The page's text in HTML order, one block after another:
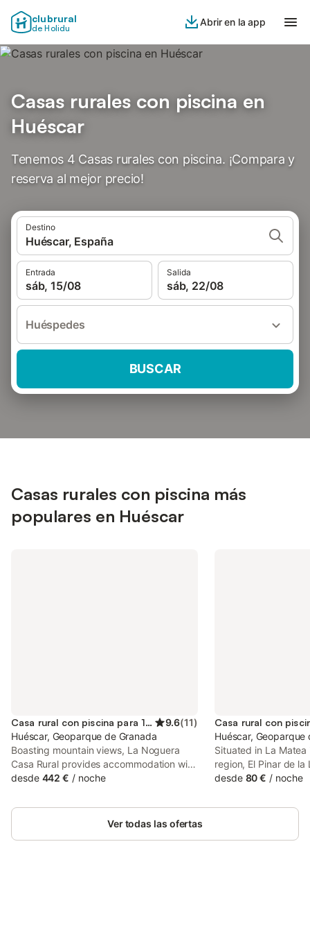
clubrural
de Holidu
Abrir en la app
Casas rurales con piscina en
Huéscar
Tenemos 4 Casas rurales con piscina. ¡Compara y
reserva al mejor precio!
Destino
Huéscar, España
Entrada
sáb, 15/08
Salida
sáb, 22/08
Huéspedes
BUSCAR
Casas rurales con piscina más
populares en Huéscar
Casa rural con piscina para 19 personas 9.6(11)
Huéscar, Geoparque de Granada
Boasting mountain views, La Noguera
Casa Rural provides accommodation with
a seasonal outdoor swimming pool and a
Castril Natural Park. With river views, this
accommodation offers a patio.
desde 442 € / noche
Huéscar, Geoparque
Situated in La
region, El Pinar de
This property offers
desde 80 € / noche
Ver todas las ofertas